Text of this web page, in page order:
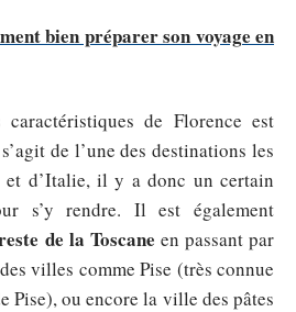
bien préparer son voyage en
caractéristiques de Florence est
de l’une des destinations les
et d’Italie, il y a donc un certain
s’y rendre. Il est également
de la Toscane en passant par
villes comme Pise (très connue
Pise), ou encore la ville des pâtes